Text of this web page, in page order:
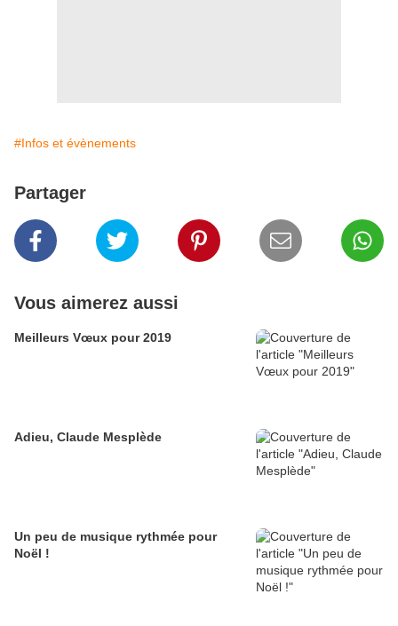
#Infos et évènements
Partager
Vous aimerez aussi
Meilleurs Vœux pour 2019
Adieu, Claude Mesplède
Un peu de musique rythmée pour
Noël !